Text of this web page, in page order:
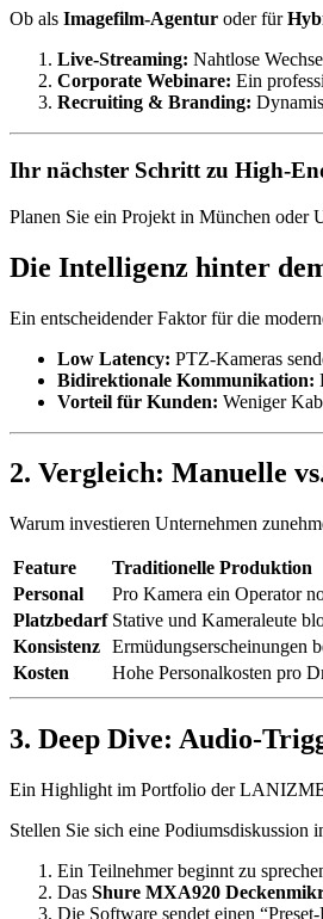
Ob als Imagefilm-Agentur oder für
Live-Streaming: Nahtlose
Corporate Webinare: Ein
Recruiting & Branding:
Ihr nächster Schritt zu High-
Planen Sie ein Projekt in München oder
Die Intelligenz hinter
Ein entscheidender Faktor für die
Low Latency: PTZ-Kameras
Bidirektionale Kommunikation:
Vorteil für Kunden: Weniger
2. Vergleich: Manuelle
Warum investieren Unternehmen
Feature Traditionelle Produktion
Personal
Pro Kamera ein Operator
Platzbedarf Stative und Kameraleute
Konsistenz Ermüdungserscheinungen
Kosten
Hohe Personalkosten pro
3. Deep Dive: Audio-
Ein Highlight im Portfolio der
Stellen Sie sich eine Podiumsdiskussion
Ein Teilnehmer beginnt zu
Das Shure MXA920
Die Software sendet einen